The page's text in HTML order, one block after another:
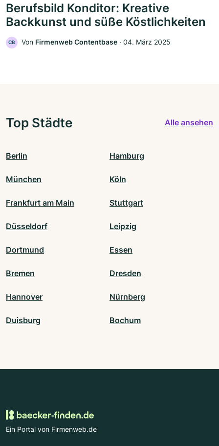
Berufsbild Konditor: Kreative
Backkunst und süße Köstlichkeiten
CB Von Firmenweb Contentbase ‧ 04. März 2025
Top Städte Alle ansehen
Berlin Hamburg
München Köln
Frankfurt am Main Stuttgart
Düsseldorf Leipzig
Dortmund Essen
Bremen Dresden
Hannover Nürnberg
Duisburg Bochum
Ein Portal von Firmenweb.de